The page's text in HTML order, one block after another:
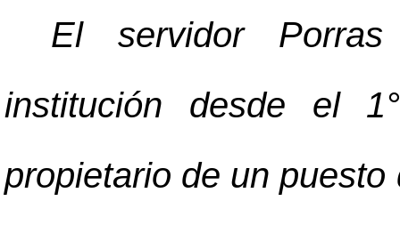
El servidor
institución desde el
propietario de un